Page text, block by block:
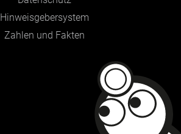
Hinweisgebersystem
Zahlen und Fakten